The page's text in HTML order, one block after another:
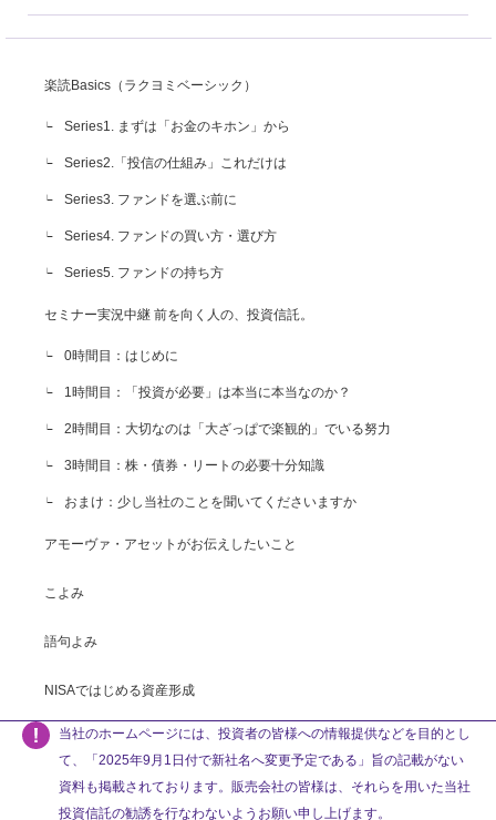
楽読Basics（ラクヨミベーシック）
Series1. まずは「お金のキホン」から
Series2.「投信の仕組み」これだけは
Series3. ファンドを選ぶ前に
Series4. ファンドの買い方・選び方
Series5. ファンドの持ち方
セミナー実況中継 前を向く人の、投資信託。
0時間目：はじめに
1時間目：「投資が必要」は本当に本当なのか？
2時間目：大切なのは「大ざっぱで楽観的」でいる努力
3時間目：株・債券・リートの必要十分知識
おまけ：少し当社のことを聞いてくださいますか
アモーヴァ・アセットがお伝えしたいこと
こよみ
語句よみ
NISAではじめる資産形成
当社のホームページには、投資者の皆様への情報提供などを目的とし
て、「2025年9月1日付で新社名へ変更予定である」旨の記載がない
資料も掲載されております。販売会社の皆様は、それらを用いた当社
投資信託の勧誘を行なわないようお願い申し上げます。